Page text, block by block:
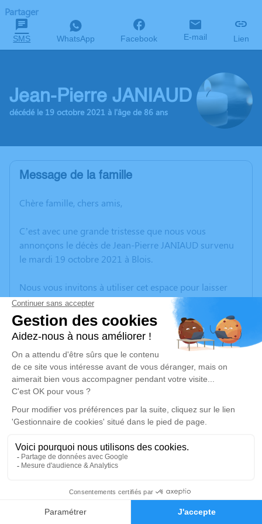
Faire-part Hommages
Partager
SMS WhatsApp Facebook E-mail Lien
Jean-Pierre JANIAUD
décédé le 19 octobre 2021 à l'âge de 86 ans
Message de la famille
Chère famille, chers amis,
C’est avec une grande tristesse que nous vous
annonçons le décès de Jean-Pierre JANIAUD survenu
le mardi 19 octobre 2021 à Blois.
Nous vous invitons à utiliser cet espace pour laisser
vos condoléances, partager des photos souvenirs, une
anecdote ou exprimer vos pensées à travers des
poèmes ou des textes. Cet endroit est un lieu
d'expression dédié à honorer la mémoire de Jean-
Pierre JANIAUD.
Un service de plantation d’arbre hommage est
disponible ici.
Je rends hommage
Cérémonie civile
Cimetière de Bois Colombes d'Asnières-sur-Seine
Avenue de l'Egalité